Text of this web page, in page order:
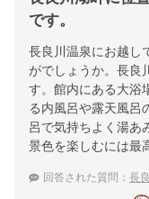
です。
長良川温泉にお越し
がでしょうか。長良
す。館内にある大浴
る内風呂や露天風呂
呂で気持ちよく湯あ
景色を楽しむには最
回答された質問： 長良